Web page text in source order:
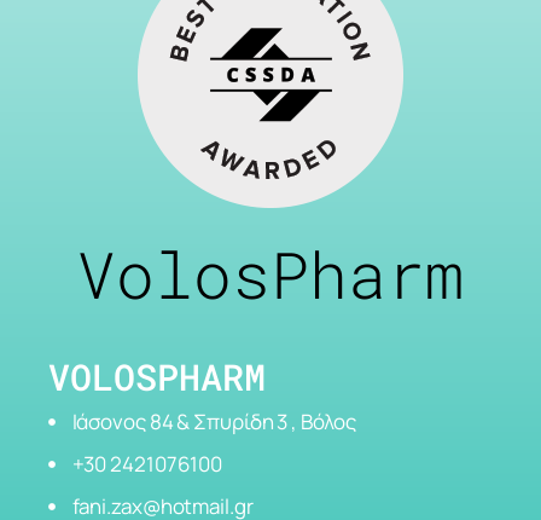
VolosPharm
VOLOSPHARM
Ιάσονος 84 & Σπυρίδη 3 , Βόλος
+30 2421076100
fani.zax@hotmail.gr